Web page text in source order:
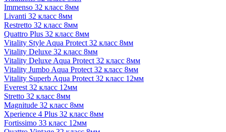
Immenso 32 класс 8мм
Livanti 32 класс 8мм
Restretto 32 класс 8мм
Quattro Plus 32 класс 8мм
Vitality Style Aqua Protect 32 класс 8мм
Vitality Deluxe 32 класс 8мм
Vitality Deluxe Aqua Protect 32 класс 8мм
Vitality Jumbo Aqua Protect 32 класс 8мм
Vitality Superb Aqua Protect 32 класс 12мм
Everest 32 класс 12мм
Stretto 32 класс 8мм
Magnitude 32 класс 8мм
Xperience 4 Plus 32 класс 8мм
Fortissimo 33 класс 12мм